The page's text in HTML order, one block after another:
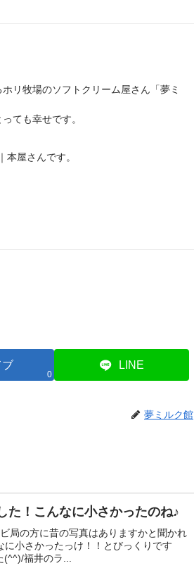
リ牧場のソフトクリーム屋さん「夢ミ
ても幸せです。
屋さんです。
ブ
0
LINE
夢ミルク館
た！こんなに小さかったのね♪
局の方に昔の写真はありますかと聞かれ
小さかったっけ！！とびっくりです
福井のラ...